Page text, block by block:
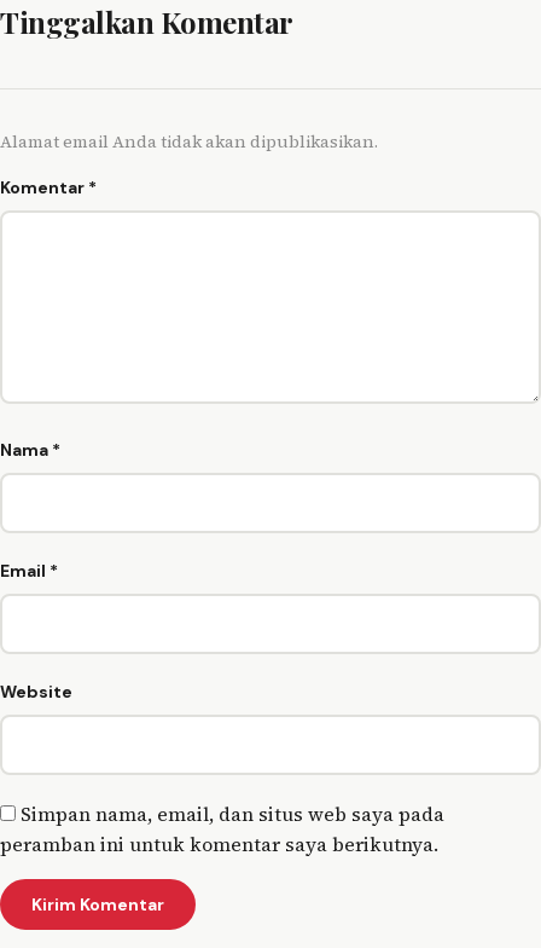
Tinggalkan Komentar
Alamat email Anda tidak akan dipublikasikan.
Komentar *
Nama *
Email *
Website
Simpan nama, email, dan situs web saya pada
peramban ini untuk komentar saya berikutnya.